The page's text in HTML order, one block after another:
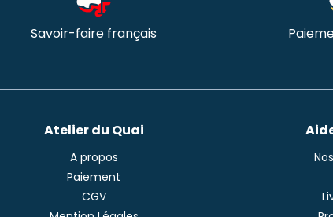
Savoir-faire français
Atelier du Quai
A propos
Paiement
CGV